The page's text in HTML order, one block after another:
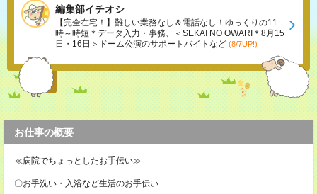
編集部イチオシ
【完全在宅！】難しい業務なし＆電話なし！ゆっくりの11
時～時短＊データ入力・事務、＜SEKAI NO OWARI＊8月15
日・16日＞ドーム公演のサポートバイトなど (8/7UP!)
お仕事の概要
≪病院でちょっとしたお手伝い≫
〇お手洗い・入浴など生活のお手伝い